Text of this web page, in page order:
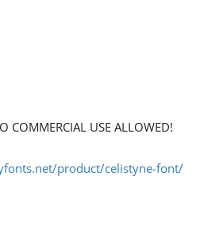
USE ALLOWED!
product/celistyne-font/